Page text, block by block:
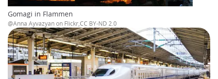
Gomagi in Flammen
@Anna Ayvazyan on Flickr,CC BY-ND 2.0